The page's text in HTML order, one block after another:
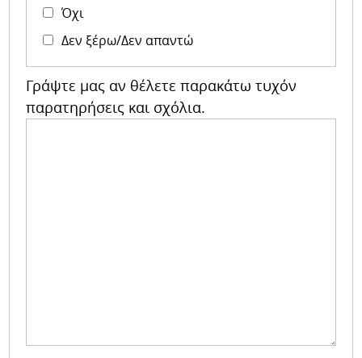
Όχι
Δεν ξέρω/Δεν απαντώ
Γράψτε μας αν θέλετε παρακάτω τυχόν
παρατηρήσεις και σχόλια.